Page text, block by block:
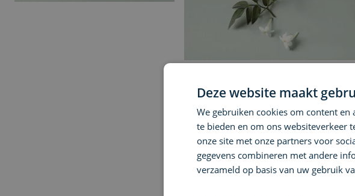
Deze website maakt
We gebruiken cookies om content
te bieden en om ons websiteverkeer
onze site met onze partners voor
gegevens combineren met andere
verzameld op basis van uw gebruik